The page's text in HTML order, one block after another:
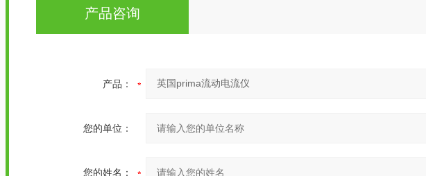
产品咨询
产品：
您的单位：
您的姓名：